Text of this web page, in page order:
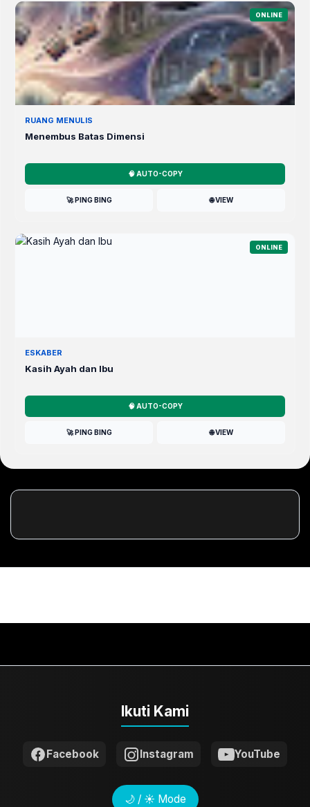
ONLINE
RUANG MENULIS
Menembus Batas Dimensi
🧠 AUTO-COPY
🚀 PING BING 🌐 VIEW
ONLINE
ESKABER
Kasih Ayah dan Ibu
🧠 AUTO-COPY
🚀 PING BING 🌐 VIEW
Ikuti Kami
Facebook Instagram YouTube
🌙 / ☀️ Mode